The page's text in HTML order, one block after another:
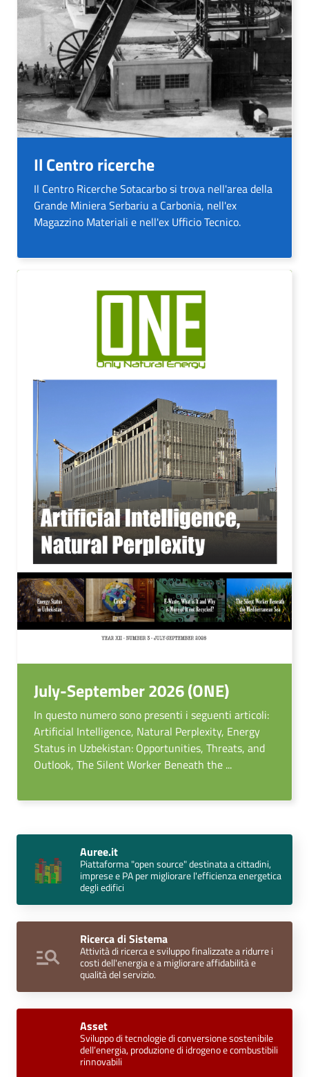
Il Centro ricerche
Il Centro Ricerche Sotacarbo si trova nell'area della
Grande Miniera Serbariu a Carbonia, nell'ex
Magazzino Materiali e nell'ex Ufficio Tecnico.
July-September 2026 (ONE)
In questo numero sono presenti i seguenti articoli:
Artificial Intelligence, Natural Perplexity, Energy
Status in Uzbekistan: Opportunities, Threats, and
Outlook, The Silent Worker Beneath the ...
Auree.it
Piattaforma "open source" destinata a cittadini,
imprese e PA per migliorare l'efficienza energetica
degli edifici
Ricerca di Sistema
Attività di ricerca e sviluppo finalizzate a ridurre i
costi dell'energia e a migliorare affidabilità e
qualità del servizio.
Asset
Sviluppo di tecnologie di conversione sostenibile
dell’energia, produzione di idrogeno e combustibili
rinnovabili